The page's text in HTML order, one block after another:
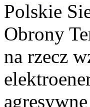
Polskie
Obrony
na rzecz